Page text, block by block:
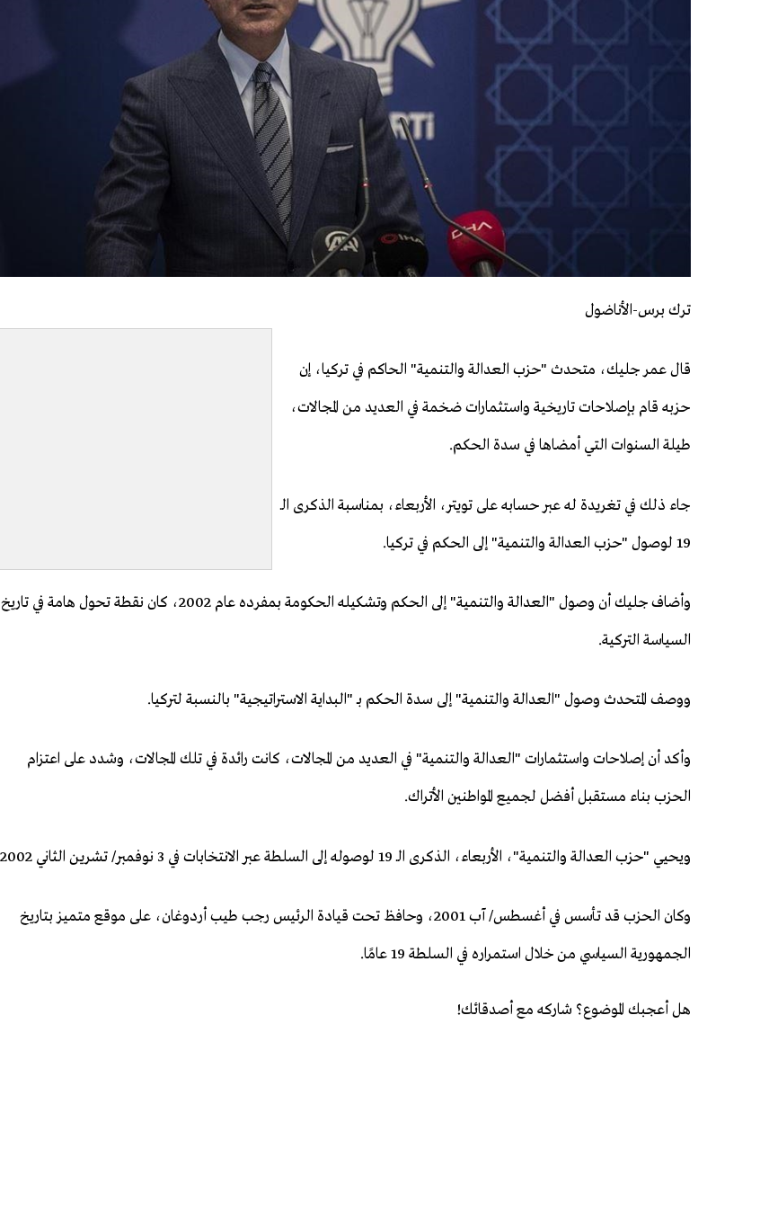
ترك برس-الأناضول
قال عمر جليك، متحدث "حزب العدالة والتنمية" الحاكم في تركيا، إن
حزبه قام بإصلاحات تاريخية واستثمارات ضخمة في العديد من المجالات،
طيلة السنوات التي أمضاها في سدة الحكم.
جاء ذلك في تغريدة له عبر حسابه على تويتر، الأربعاء، بمناسبة الذكرى الـ
19 لوصول "حزب العدالة والتنمية" إلى الحكم في تركيا.
وأضاف جليك أن وصول "العدالة والتنمية" إلى الحكم وتشكيله الحكومة بمفرده عام 2002، كان نقطة تحول هامة في تاريخ
السياسة التركية.
ووصف المتحدث وصول "العدالة والتنمية" إلى سدة الحكم بـ "البداية الاستراتيجية" بالنسبة لتركيا.
وأكد أن إصلاحات واستثمارات "العدالة والتنمية" في العديد من المجالات، كانت رائدة في تلك المجالات، وشدد على اعتزام
الحزب بناء مستقبل أفضل لجميع المواطنين الأتراك.
ويحيي "حزب العدالة والتنمية"، الأربعاء، الذكرى الـ 19 لوصوله إلى السلطة عبر الانتخابات في 3 نوفمبر/ تشرين الثاني 2002.
وكان الحزب قد تأسس في أغسطس/ آب 2001، وحافظ تحت قيادة الرئيس رجب طيب أردوغان، على موقع متميز بتاريخ
الجمهورية السياسي من خلال استمراره في السلطة 19 عامًا.
هل أعجبك الموضوع؟ شاركه مع أصدقائك!